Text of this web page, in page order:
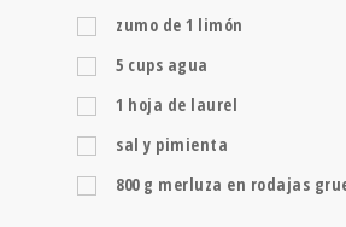
zumo de 1 limón
5 cups agua
1 hoja de laurel
sal y pimienta
800 g merluza en rodajas